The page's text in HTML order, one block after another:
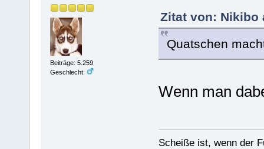
Beiträge: 5.259
Geschlecht:
Zitat von: Nikibo
Quatschen
Wenn man
Scheiße ist, wenn der